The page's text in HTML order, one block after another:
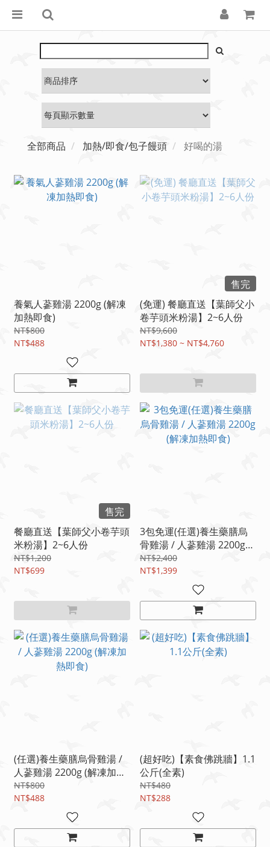
全部商品 加熱/即食/包子饅頭 好喝的湯
養氣人蔘雞湯 2200g (解凍
加熱即食)
NT$800
NT$488
售完
(免運) 餐廳直送【葉師父小
卷芋頭米粉湯】2~6人份
NT$9,600
NT$1,380 ~ NT$4,760
售完
餐廳直送【葉師父小卷芋頭
米粉湯】2~6人份
NT$1,200
NT$699
3包免運(任選)養生藥膳烏
骨雞湯 / 人蔘雞湯 2200g
(解凍加熱即食)
NT$2,400
NT$1,399
(任選)養生藥膳烏骨雞湯 /
人蔘雞湯 2200g (解凍加熱
即食)
NT$800
NT$488
(超好吃)【素食佛跳牆】1.1
公斤(全素)
NT$480
NT$288